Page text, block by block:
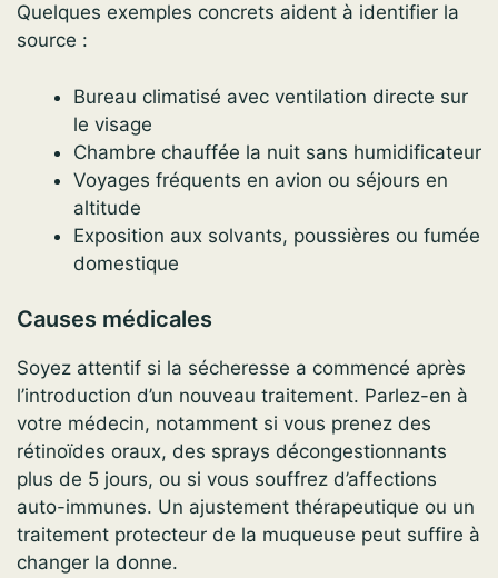
Quelques exemples concrets aident à identifier la
source :
Bureau climatisé avec ventilation directe sur
le visage
Chambre chauffée la nuit sans humidificateur
Voyages fréquents en avion ou séjours en
altitude
Exposition aux solvants, poussières ou fumée
domestique
Causes médicales
Soyez attentif si la sécheresse a commencé après
l’introduction d’un nouveau traitement. Parlez-en à
votre médecin, notamment si vous prenez des
rétinoïdes oraux, des sprays décongestionnants
plus de 5 jours, ou si vous souffrez d’affections
auto-immunes. Un ajustement thérapeutique ou un
traitement protecteur de la muqueuse peut suffire à
changer la donne.